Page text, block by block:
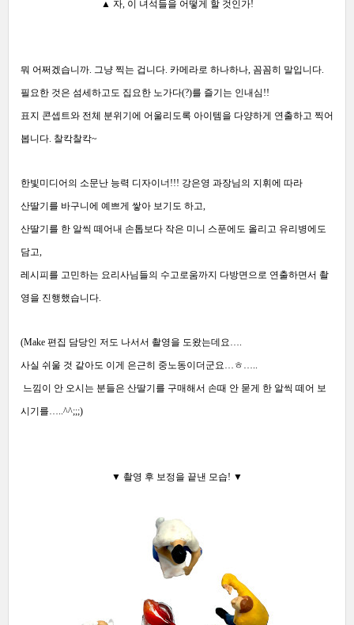
▲ 자, 이 녀석들을 어떻게 할 것인가!
뭐 어쩌겠습니까. 그냥 찍는 겁니다. 카메라로 하나하나, 꼼꼼히 말입니다.
필요한 것은 섬세하고도 집요한 노가다(?)를 즐기는 인내심!!
표지 콘셉트와 전체 분위기에 어울리도록 아이템을 다양하게 연출하고 찍어
봅니다. 찰칵찰칵~
한빛미디어의 소문난 능력 디자이너!!! 강은영 과장님의 지휘에 따라
산딸기를 바구니에 예쁘게 쌓아 보기도 하고,
산딸기를 한 알씩 떼어내 손톱보다 작은 미니 스푼에도 올리고 유리병에도
담고,
레시피를 고민하는 요리사님들의 수고로움까지 다방면으로 연출하면서 촬
영을 진행했습니다.
(Make 편집 담당인 저도 나서서 촬영을 도왔는데요….
사실 쉬울 것 같아도 이게 은근히 중노동이더군요…ㅎ…..
느낌이 안 오시는 분들은 산딸기를 구매해서 손때 안 묻게 한 알씩 떼어 보
시기를…..^^;;;)
▼ 촬영 후 보정을 끝낸 모습! ▼